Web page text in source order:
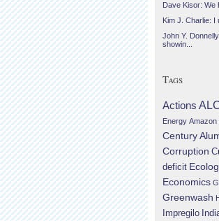
Dave Kisor: We
Kim J. Charlie: I
John Y.
showin...
Tags
Actions
Energy Amazon
Century
Corruption
deficit
Economics
Greenwash
Impregilo